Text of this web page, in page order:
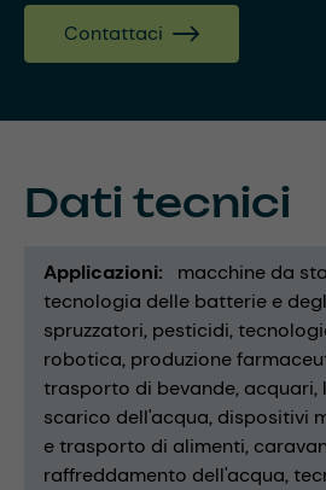
Contattaci
Dati tecnici
Applicazioni macchine da
tecnologia delle batterie e
spruzzatori pesticidi
robotica produzione
trasporto di bevande acquari
scarico dell'acqua dispositivi
e trasporto di alimenti
raffreddamento dell'acqua